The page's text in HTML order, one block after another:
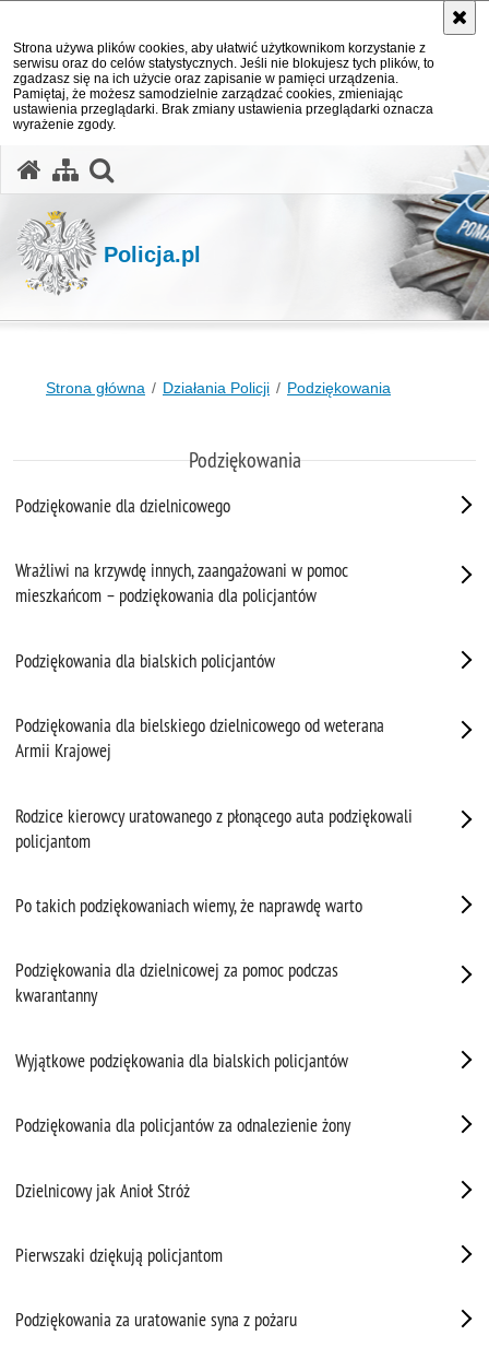
Strona używa plików cookies, aby ułatwić użytkownikom korzystanie z
serwisu oraz do celów statystycznych. Jeśli nie blokujesz tych plików, to
zgadzasz się na ich użycie oraz zapisanie w pamięci urządzenia.
Pamiętaj, że możesz samodzielnie zarządzać cookies, zmieniając
ustawienia przeglądarki. Brak zmiany ustawienia przeglądarki oznacza
wyrażenie zgody.
Policja.pl
Strona główna Działania Policji Podziękowania
Podziękowania
Podziękowanie dla dzielnicowego
Wrażliwi na krzywdę innych, zaangażowani w pomoc
mieszkańcom – podziękowania dla policjantów
Podziękowania dla bialskich policjantów
Podziękowania dla bielskiego dzielnicowego od weterana
Armii Krajowej
Rodzice kierowcy uratowanego z płonącego auta podziękowali
policjantom
Po takich podziękowaniach wiemy, że naprawdę warto
Podziękowania dla dzielnicowej za pomoc podczas
kwarantanny
Wyjątkowe podziękowania dla bialskich policjantów
Podziękowania dla policjantów za odnalezienie żony
Dzielnicowy jak Anioł Stróż
Pierwszaki dziękują policjantom
Podziękowania za uratowanie syna z pożaru